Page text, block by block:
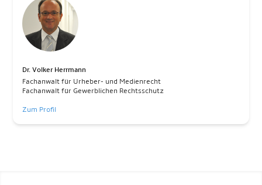
Dr. Volker Herrmann
Fachanwalt für Urheber- und Medienrecht
Fachanwalt für Gewerblichen Rechtsschutz
Zum Profil